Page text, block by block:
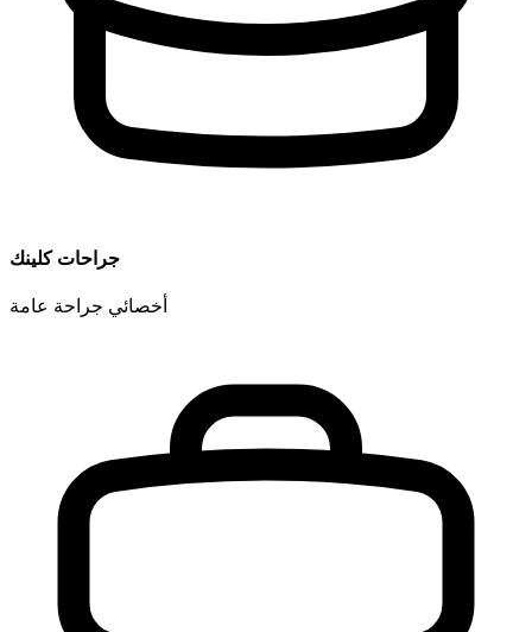
جراحات كلينك
أخصائي جراحة عامة